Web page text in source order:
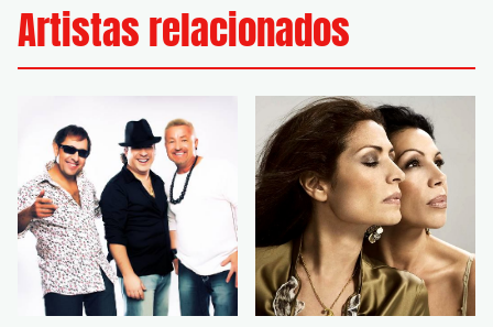
Artistas relacionados